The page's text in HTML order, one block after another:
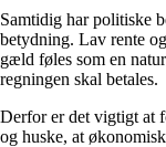
Samtidig har politiske
betydning. Lav rente
gæld føles som en
regningen skal betales.
Derfor er det vigtigt at
og huske, at